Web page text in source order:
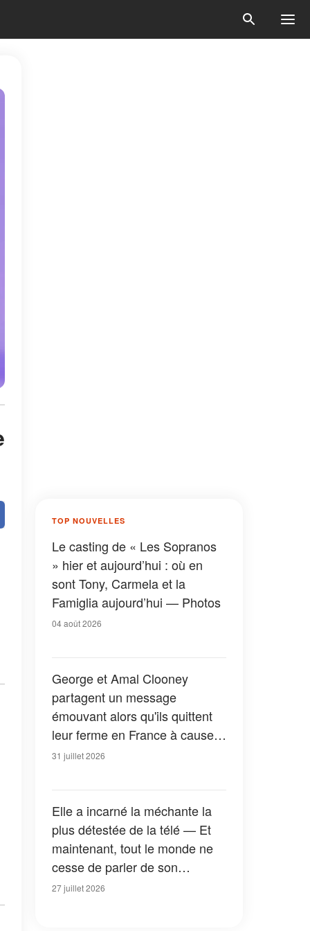
TOP NOUVELLES
Le casting de « Les Sopranos
» hier et aujourd’hui : où en
sont Tony, Carmela et la
Famiglia aujourd’hui — Photos
04 août 2026
George et Amal Clooney
partagent un message
émouvant alors qu'ils quittent
leur ferme en France à cause
des feux de forêt — Tous les
31 juillet 2026
Elle a incarné la méchante la
plus détestée de la télé — Et
maintenant, tout le monde ne
cesse de parler de son
apparition dans la nouvelle
27 juillet 2026